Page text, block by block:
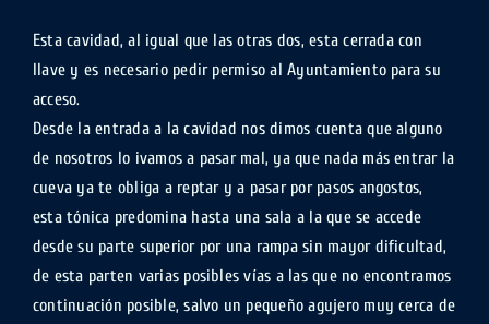
Esta cavidad, al igual que las otras dos, esta cerrada con
llave y es necesario pedir permiso al Ayuntamiento para su
acceso.
Desde la entrada a la cavidad nos dimos cuenta que alguno
de nosotros lo ivamos a pasar mal, ya que nada más entrar la
cueva ya te obliga a reptar y a pasar por pasos angostos,
esta tónica predomina hasta una sala a la que se accede
desde su parte superior por una rampa sin mayor dificultad,
de esta parten varias posibles vías a las que no encontramos
continuación posible, salvo un pequeño agujero muy cerca de